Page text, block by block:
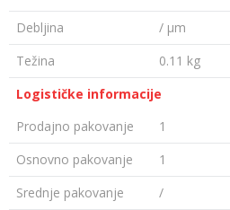
Debljina
/ µm
Težina
0.11 kg
Logističke informacije
Prodajno pakovanje
1
Osnovno pakovanje
1
Srednje pakovanje
/